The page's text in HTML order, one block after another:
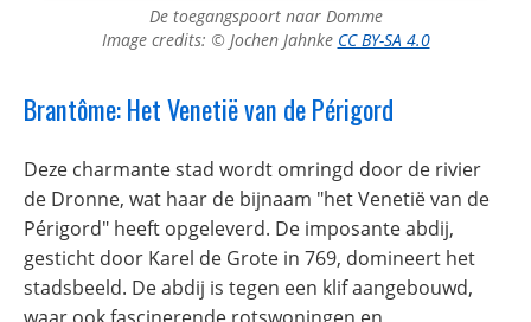
De toegangspoort naar Domme
Image credits: © Jochen Jahnke CC BY-SA 4.0
Brantôme: Het Venetië van de Périgord
Deze charmante stad wordt omringd door de rivier
de Dronne, wat haar de bijnaam "het Venetië van de
Périgord" heeft opgeleverd. De imposante abdij,
gesticht door Karel de Grote in 769, domineert het
stadsbeeld. De abdij is tegen een klif aangebouwd,